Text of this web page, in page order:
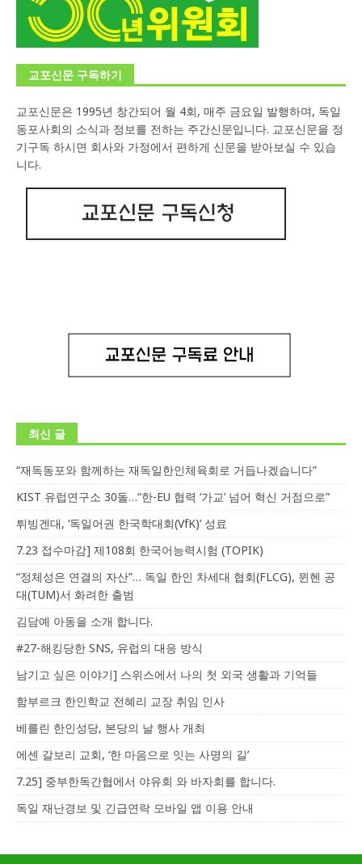
교포신문 구독하기
교포신문은 1995년 창간되어 월 4회, 매주 금요일 발행하며, 독일
동포사회의 소식과 정보를 전하는 주간신문입니다. 교포신문을 정
기구독 하시면 회사와 가정에서 편하게 신문을 받아보실 수 있습
니다.
최신 글
“재독동포와 함께하는 재독일한인체육회로 거듭나겠습니다”
KIST 유럽연구소 30돌…“한-EU 협력 ‘가교’ 넘어 혁신 거점으로”
튀빙겐대, ‘독일어권 한국학대회(VfK)’ 성료
7.23 접수마감] 제108회 한국어능력시험 (TOPIK)
“정체성은 연결의 자산”… 독일 한인 차세대 협회(FLCG), 뮌헨 공
대(TUM)서 화려한 출범
김담예 아동을 소개 합니다.
#27-해킹당한 SNS, 유럽의 대응 방식
남기고 싶은 이야기] 스위스에서 나의 첫 외국 생활과 기억들
함부르크 한인학교 전혜리 교장 취임 인사
베를린 한인성당, 본당의 날 행사 개최
에센 갈보리 교회, ‘한 마음으로 잇는 사명의 길’
7.25] 중부한독간협에서 야유회 와 바자회를 합니다.
독일 재난경보 및 긴급연락 모바일 앱 이용 안내